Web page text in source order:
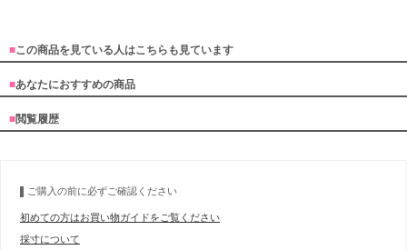
■この商品を見ている人はこちらも見ています
■あなたにおすすめの商品
■閲覧履歴
ご購入の前に必ずご確認ください
初めての方はお買い物ガイドをご覧ください
採寸について